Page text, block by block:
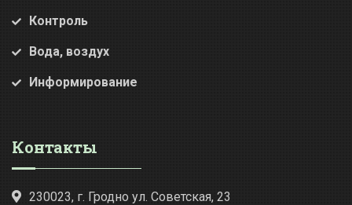
Контроль
Вода, воздух
Информирование
Контакты
230023, г. Гродно ул. Советская, 23